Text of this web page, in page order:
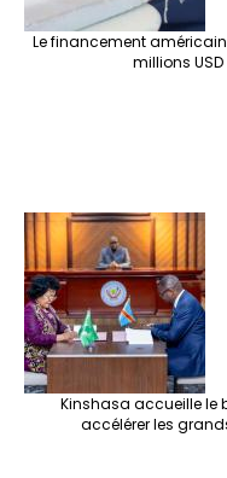
Le financement
millions
Kinshasa accueille le
accélérer les